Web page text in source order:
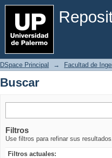
Buscar
DSpace Principal → Facultad de
Buscar
Filtros
Use filtros para refinar sus
Filtros actuales: